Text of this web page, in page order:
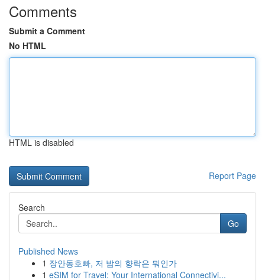
Comments
Submit a Comment
No HTML
HTML is disabled
Report Page
Search
Go
Published News
1 장안동호빠, 저 밤의 향락은 뭐인가
1 eSIM for Travel: Your International Connectivi...